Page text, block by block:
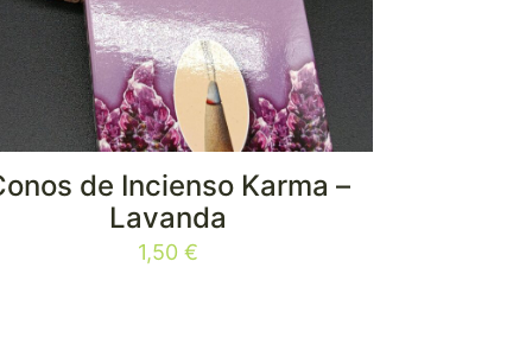
de Incienso Karma –
Lavanda
1,50€